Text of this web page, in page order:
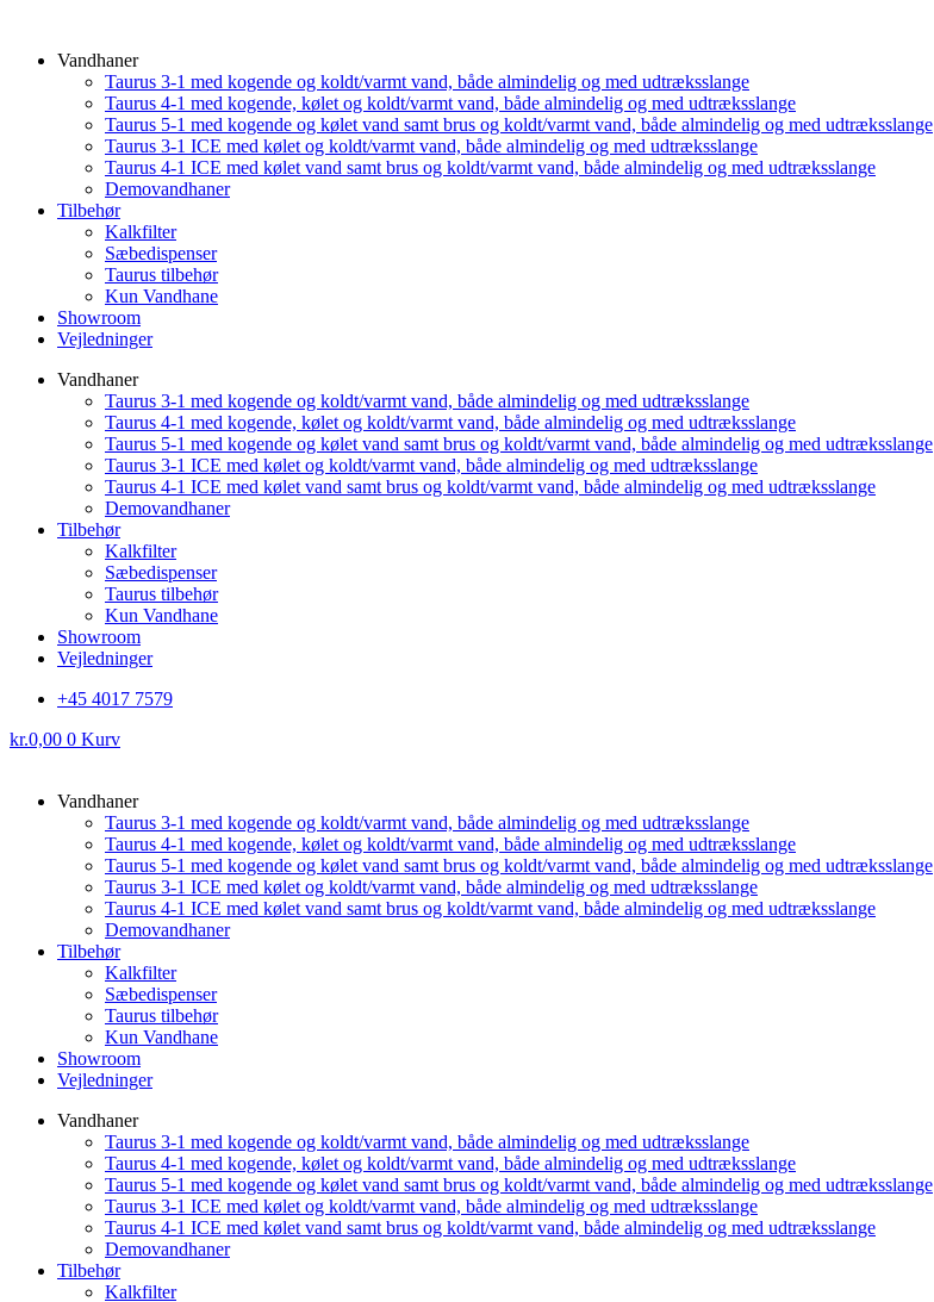
Vandhaner
Taurus 3-1 med kogende og koldt/varmt vand, både almindelig og med udtræksslange
Taurus 4-1 med kogende, kølet og koldt/varmt vand, både almindelig og med udtræksslange
Taurus 5-1 med kogende og kølet vand samt brus og koldt/varmt vand, både almindelig og med udtræksslange
Taurus 3-1 ICE med kølet og koldt/varmt vand, både almindelig og med udtræksslange
Taurus 4-1 ICE med kølet vand samt brus og koldt/varmt vand, både almindelig og med udtræksslange
Demovandhaner
Tilbehør
Kalkfilter
Sæbedispenser
Taurus tilbehør
Kun Vandhane
Showroom
Vejledninger
Vandhaner
Taurus 3-1 med kogende og koldt/varmt vand, både almindelig og med udtræksslange
Taurus 4-1 med kogende, kølet og koldt/varmt vand, både almindelig og med udtræksslange
Taurus 5-1 med kogende og kølet vand samt brus og koldt/varmt vand, både almindelig og med udtræksslange
Taurus 3-1 ICE med kølet og koldt/varmt vand, både almindelig og med udtræksslange
Taurus 4-1 ICE med kølet vand samt brus og koldt/varmt vand, både almindelig og med udtræksslange
Demovandhaner
Tilbehør
Kalkfilter
Sæbedispenser
Taurus tilbehør
Kun Vandhane
Showroom
Vejledninger
+45 4017 7579
kr.0,00 0 Kurv
Vandhaner
Taurus 3-1 med kogende og koldt/varmt vand, både almindelig og med udtræksslange
Taurus 4-1 med kogende, kølet og koldt/varmt vand, både almindelig og med udtræksslange
Taurus 5-1 med kogende og kølet vand samt brus og koldt/varmt vand, både almindelig og med udtræksslange
Taurus 3-1 ICE med kølet og koldt/varmt vand, både almindelig og med udtræksslange
Taurus 4-1 ICE med kølet vand samt brus og koldt/varmt vand, både almindelig og med udtræksslange
Demovandhaner
Tilbehør
Kalkfilter
Sæbedispenser
Taurus tilbehør
Kun Vandhane
Showroom
Vejledninger
Vandhaner
Taurus 3-1 med kogende og koldt/varmt vand, både almindelig og med udtræksslange
Taurus 4-1 med kogende, kølet og koldt/varmt vand, både almindelig og med udtræksslange
Taurus 5-1 med kogende og kølet vand samt brus og koldt/varmt vand, både almindelig og med udtræksslange
Taurus 3-1 ICE med kølet og koldt/varmt vand, både almindelig og med udtræksslange
Taurus 4-1 ICE med kølet vand samt brus og koldt/varmt vand, både almindelig og med udtræksslange
Demovandhaner
Tilbehør
Kalkfilter